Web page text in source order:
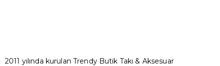
2011 yılında kurulan Trendy Butik Takı & Aksesuar